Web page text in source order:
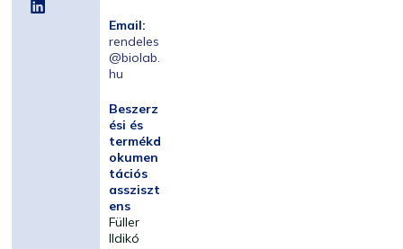
Email:
rendeles
@biolab.
hu
Beszerz
ési és
termékd
okumen
tációs
assziszt
ens
Füller
Ildikó